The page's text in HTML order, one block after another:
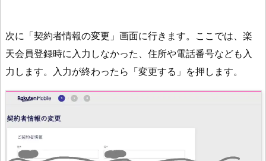
次に「契約者情報の変更」画面に行きます。ここでは、楽
天会員登録時に入力しなかった、住所や電話番号なども入
力します。入力が終わったら「変更する」を押します。